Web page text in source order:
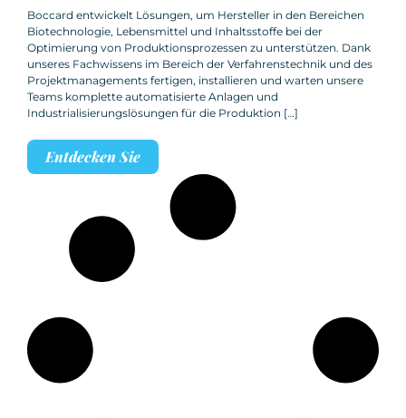
Boccard entwickelt Lösungen, um Hersteller in den Bereichen
Biotechnologie, Lebensmittel und Inhaltsstoffe bei der
Optimierung von Produktionsprozessen zu unterstützen. Dank
unseres Fachwissens im Bereich der Verfahrenstechnik und des
Projektmanagements fertigen, installieren und warten unsere
Teams komplette automatisierte Anlagen und
Industrialisierungslösungen für die Produktion […]
Entdecken Sie